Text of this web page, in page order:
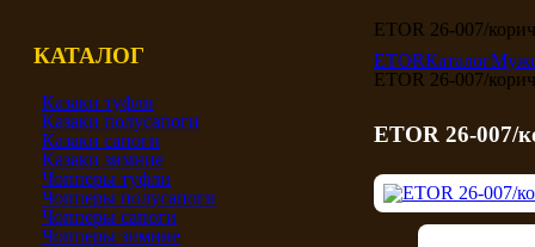
КАТАЛОГ
Казаки туфли
Казаки полусапоги
Казаки сапоги
Казаки зимние
Чопперы туфли
Чопперы полусапоги
Чопперы сапоги
Чопперы зимние
ETOR 26-007/
ETORКаталог
ETOR 26-007/
ETOR 26-007/